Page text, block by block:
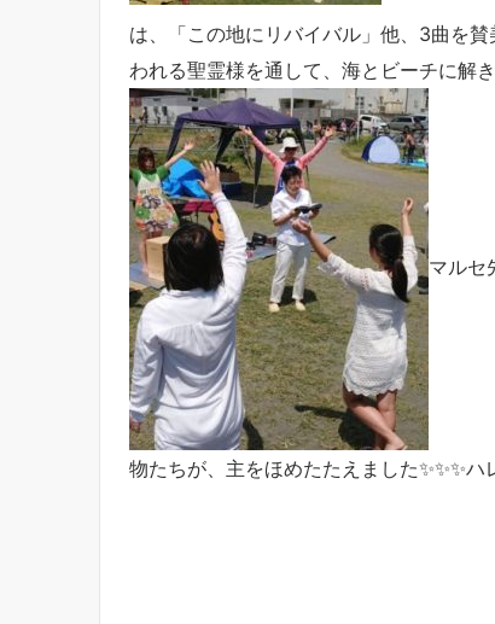
は、「この地にリバイバル」他、3曲を賛
われる聖霊様を通して、海とビーチに解
マルセ
物たちが、主をほめたたえました✨✨✨ハ